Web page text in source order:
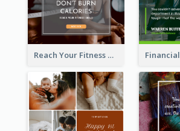
Reach Your Fitness Goals Facebook Post